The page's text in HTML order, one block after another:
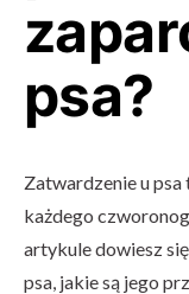
psa?
Zatwardzenie u
każdego
artykule dowiesz
psa, jakie są jego